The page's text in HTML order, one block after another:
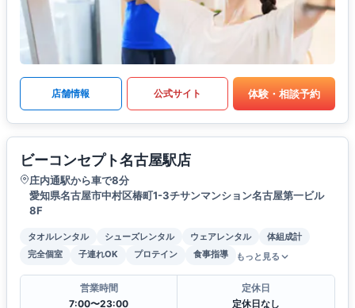
店舗情報 公式サイト 体験・相談予約
ビーコンセプト名古屋駅店
庄内通駅から車で8分
愛知県名古屋市中村区椿町1-3チサンマンション名古屋第一ビル
8F
タオルレンタル シューズレンタル ウェアレンタル
体組成計
完全個室
子連れOK プロテイン 食事指導 もっと見る
営業時間
7:00〜23:00
定休日
定休日なし